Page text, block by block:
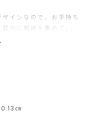
インなので、お手持ち
元に視線を集めて。
㎝